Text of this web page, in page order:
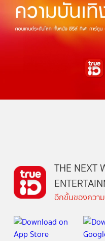
THE NEXT
อีกขั้นของควา